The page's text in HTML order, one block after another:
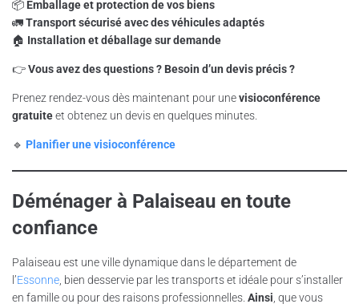
📦 Emballage et protection de vos biens
🚛Transport sécurisé avec des véhicules adaptés
🏠 Installation et déballage sur demande
👉Vous avez des questions ? Besoin d’un devis précis ?
Prenez rendez-vous dès maintenant pour unevisioconférence
gratuiteet obtenez un devis en quelques minutes.
🔹 Planifier une visioconférence
Déménager à Palaiseau en toute
confiance
Palaiseau est une ville dynamique dans le département de
l’Essonne , bien desservie par les transports et idéale pour s’installer
en famille ou pour des raisons professionnelles. Ainsi , que vous